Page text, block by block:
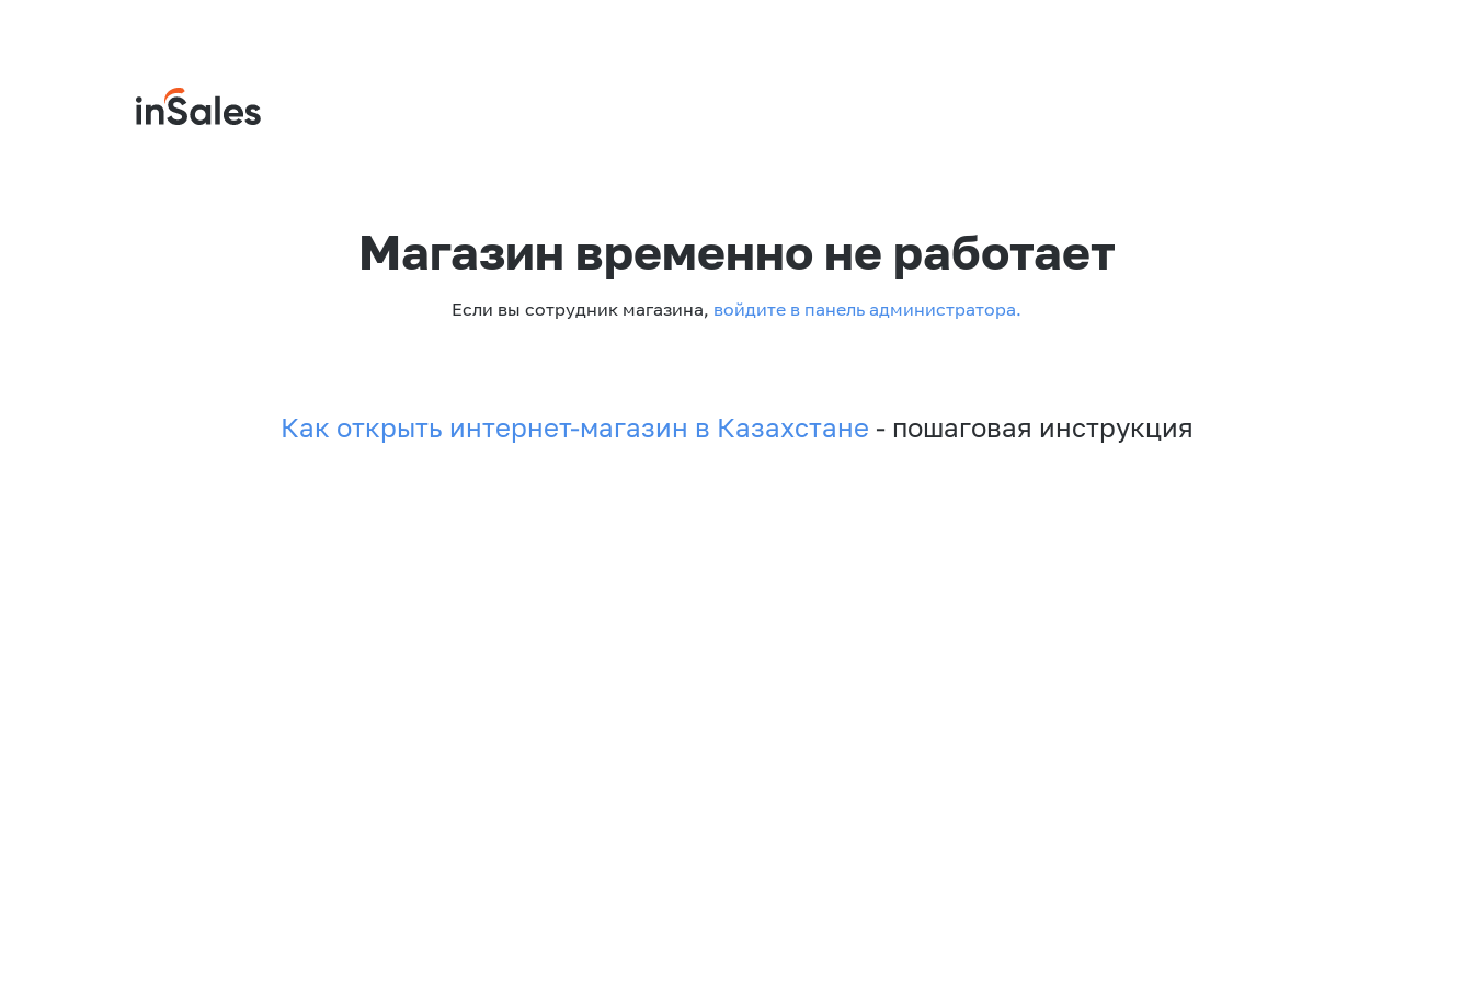
Магазин временно не работает
Если вы сотрудник магазина, войдите в панель администратора.
Как открыть интернет-магазин в Казахстане - пошаговая инструкция